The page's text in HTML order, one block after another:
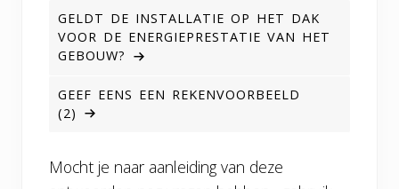
GELDT DE INSTALLATIE OP HET DAK
VOOR DE ENERGIEPRESTATIE VAN HET
GEBOUW?
GEEF EENS EEN REKENVOORBEELD
(2)
Mocht je naar aanleiding van deze